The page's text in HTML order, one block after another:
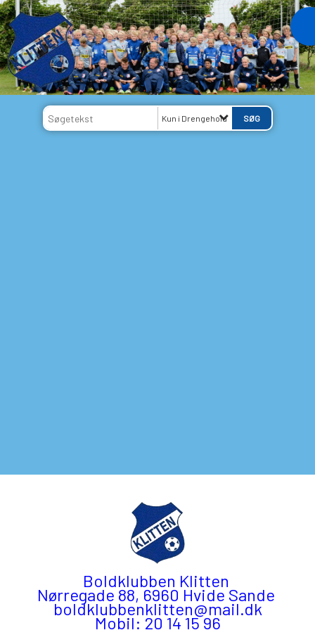
Kun i Drengehold
Boldklubben Klitten
Nørregade 88, 6960 Hvide Sande
boldklubbenklitten@mail.dk
Mobil: 20 14 15 96